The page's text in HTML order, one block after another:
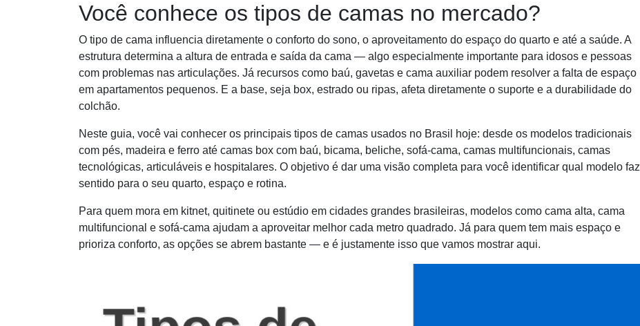
Você conhece os tipos de camas no mercado?
O tipo de cama influencia diretamente o conforto do sono, o aproveitamento do espaço do quarto e até a saúde. A
estrutura determina a altura de entrada e saída da cama — algo especialmente importante para idosos e pessoas
com problemas nas articulações. Já recursos como baú, gavetas e cama auxiliar podem resolver a falta de espaço
em apartamentos pequenos. E a base, seja box, estrado ou ripas, afeta diretamente o suporte e a durabilidade do
colchão.
Neste guia, você vai conhecer os principais tipos de camas usados no Brasil hoje: desde os modelos tradicionais
com pés, madeira e ferro até camas box com baú, bicama, beliche, sofá-cama, camas multifuncionais, camas
tecnológicas, articuláveis e hospitalares. O objetivo é dar uma visão completa para você identificar qual modelo faz
sentido para o seu quarto, espaço e rotina.
Para quem mora em kitnet, quitinete ou estúdio em cidades grandes brasileiras, modelos como cama alta, cama
multifuncional e sofá-cama ajudam a aproveitar melhor cada metro quadrado. Já para quem tem mais espaço e
prioriza conforto, as opções se abrem bastante — e é justamente isso que vamos mostrar aqui.